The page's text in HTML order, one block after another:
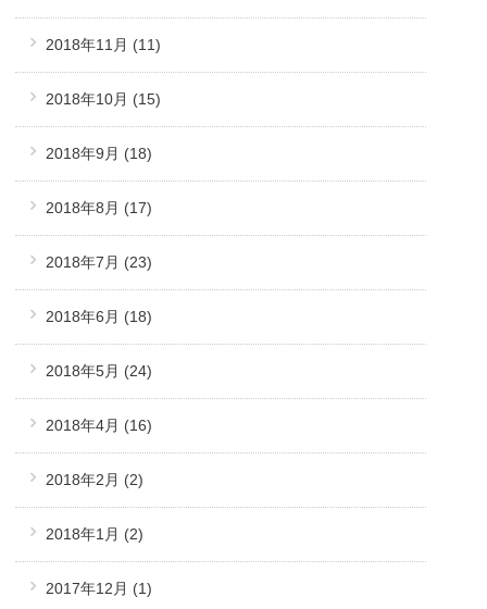
2018年11月 (11)
2018年10月 (15)
2018年9月 (18)
2018年8月 (17)
2018年7月 (23)
2018年6月 (18)
2018年5月 (24)
2018年4月 (16)
2018年2月 (2)
2018年1月 (2)
2017年12月 (1)